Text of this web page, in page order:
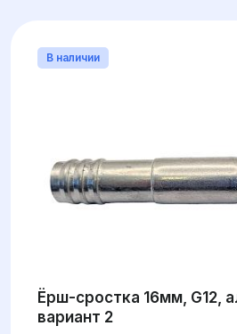
В наличии
Ёрш-сростка 16мм, G12,
вариант 2